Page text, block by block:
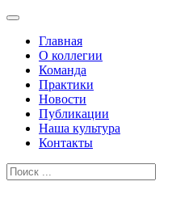
Главная
О коллегии
Команда
Практики
Новости
Публикации
Наша культура
Контакты